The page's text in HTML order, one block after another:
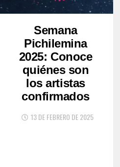
Semana
Pichilemina
2025: Conoce
quiénes son
los artistas
confirmados
13 DE FEBRERO DE 2025